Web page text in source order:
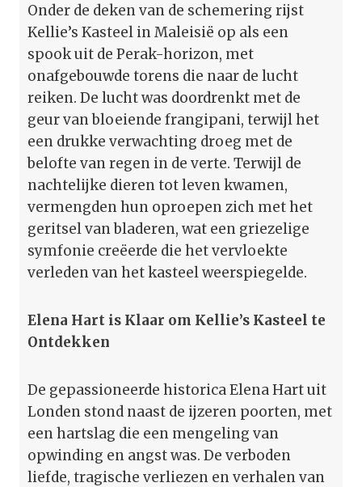
Onder de deken van de schemering rijst
Kellie’s Kasteel in Maleisië op als een
spook uit de Perak-horizon, met
onafgebouwde torens die naar de lucht
reiken. De lucht was doordrenkt met de
geur van bloeiende frangipani, terwijl het
een drukke verwachting droeg met de
belofte van regen in de verte. Terwijl de
nachtelijke dieren tot leven kwamen,
vermengden hun oproepen zich met het
geritsel van bladeren, wat een griezelige
symfonie creëerde die het vervloekte
verleden van het kasteel weerspiegelde.
Elena Hart is Klaar om Kellie’s Kasteel te
Ontdekken
De gepassioneerde historica Elena Hart uit
Londen stond naast de ijzeren poorten, met
een hartslag die een mengeling van
opwinding en angst was. De verboden
liefde, tragische verliezen en verhalen van